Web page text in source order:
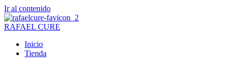
Ir al contenido
RAFAEL CURE
Inicio
Tienda